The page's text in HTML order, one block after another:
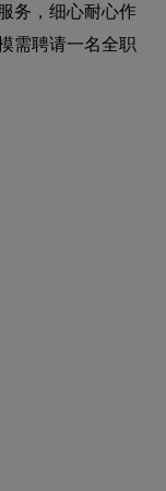
务，细心耐心作
需聘请一名全职